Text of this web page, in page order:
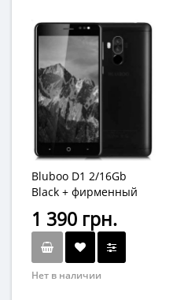
Bluboo D1 2/16Gb
Black + фирменный
пленка
1 390 грн.
Нет в наличии